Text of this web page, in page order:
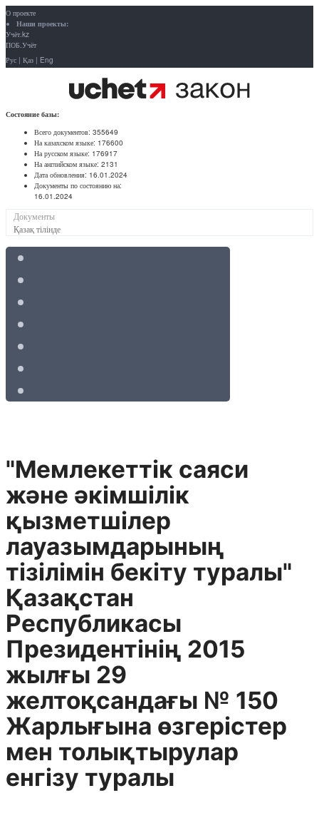
О проекте
Наши проекты:
Учёт.kz
ПОБ.Учёт
Рус | Қаз | Eng
Состояние базы:
Всего документов: 355649
На казахском языке: 176600
На русском языке: 176917
На английском языке: 2131
Дата обновления: 16.01.2024
Документы по состоянию на:
16.01.2024
Документы
Қазақ тілінде
"Мемлекеттік саяси
және әкімшілік
қызметшілер
лауазымдарының
тізілімін бекіту туралы"
Қазақстан
Республикасы
Президентінің 2015
жылғы 29
желтоқсандағы № 150
Жарлығына өзгерістер
мен толықтырулар
енгізу туралы